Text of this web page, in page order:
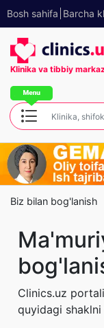
Bosh sahifa Barcha
Klinika va tibbiy
Biz bilan bog'lanish
Clinics.uz
quyidagi